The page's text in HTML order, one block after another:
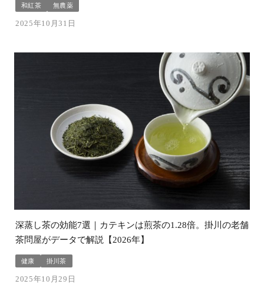
和紅茶 無農薬
2025年10月31日
深蒸し茶の効能7選｜カテキンは煎茶の1.28倍。掛川の老舗
茶問屋がデータで解説【2026年】
健康 掛川茶
2025年10月29日